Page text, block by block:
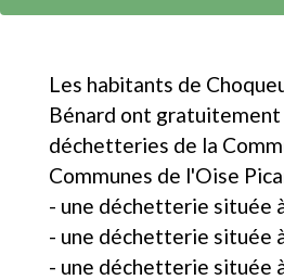
Les habitants de
Bénard ont gratuitement
déchetteries de la
Communes de l'Oise
- une déchetterie située
- une déchetterie située
- une déchetterie située